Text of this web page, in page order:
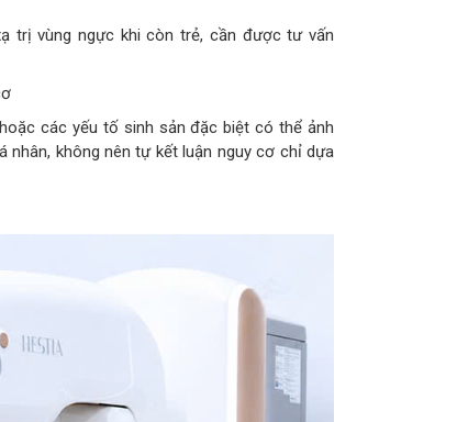
trị vùng ngực khi còn trẻ, cần được tư vấn
các yếu tố sinh sản đặc biệt có thể ảnh
nhân, không nên tự kết luận nguy cơ chỉ dựa